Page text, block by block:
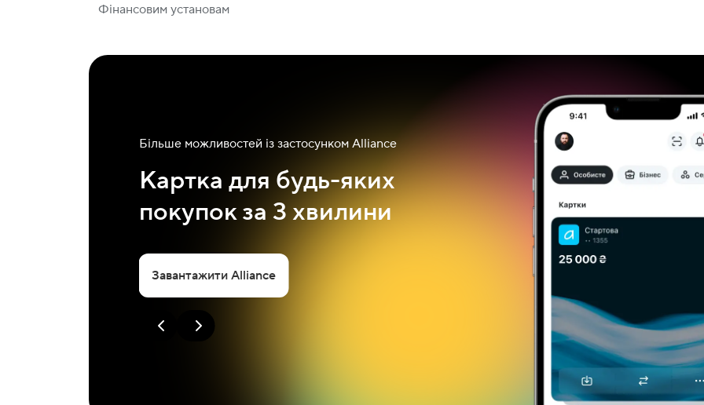
Фінансовим установам
Більше можливостей із застосунком Alliance
Картка для будь-яких
покупок за 3 хвилини
Завантажити Alliance